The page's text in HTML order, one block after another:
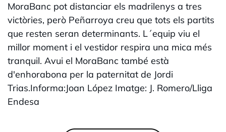
MoraBanc pot distanciar els madrilenys a tres
victòries, però Peñarroya creu que tots els partits
que resten seran determinants. L´equip viu el
millor moment i el vestidor respira una mica més
tranquil. Avui el MoraBanc també està
d'enhorabona per la paternitat de Jordi
Trias.Informa:Joan López Imatge: J. Romero/Lliga
Endesa